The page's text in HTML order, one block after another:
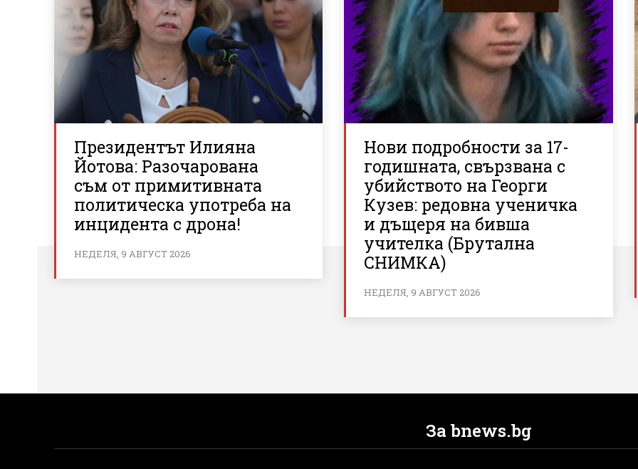
Президентът Илияна
Йотова: Разочарована
съм от примитивната
политическа употреба на
инцидента с дрона!
НЕДЕЛЯ, 9 АВГУСТ 2026
Нови подробности за 17-
годишната, свързвана с
убийството на Георги
Кузев: редовна ученичка
и дъщеря на бивша
учителка (Брутална
СНИМКА)
НЕДЕЛЯ, 9 АВГУСТ 2026
За bnews.bg